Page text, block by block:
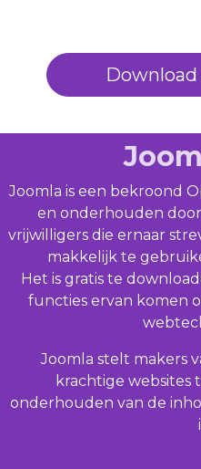
Download
Joomla is een bekroond
en onderhouden
vrijwilligers die ernaar
makkelijk te
Het is gratis te
functies ervan komen
Joomla stelt makers
krachtige websites
onderhouden van de